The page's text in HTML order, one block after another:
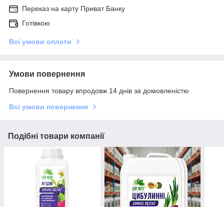
Переказ на карту Приват Банку
Готівкою
Всі умови оплати
Умови повернення
Повернення товару впродовж 14 днів за домовленістю
Всі умови повернення
Подібні товари компанії